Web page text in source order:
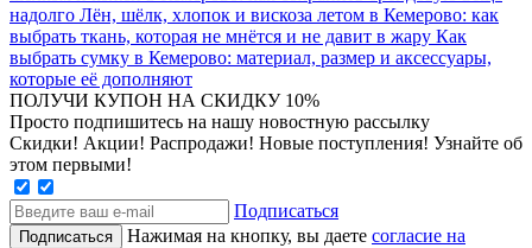
надолго Лён, шёлк, хлопок и вискоза летом в Кемерово: как
выбрать ткань, которая не мнётся и не давит в жару Как
выбрать сумку в Кемерово: материал, размер и аксессуары,
которые её дополняют
ПОЛУЧИ КУПОН НА СКИДКУ 10%
Просто подпишитесь на нашу новостную рассылку
Скидки! Акции! Распродажи! Новые поступления! Узнайте об
этом первыми!
Подписаться
Нажимая на кнопку, вы даете согласие на